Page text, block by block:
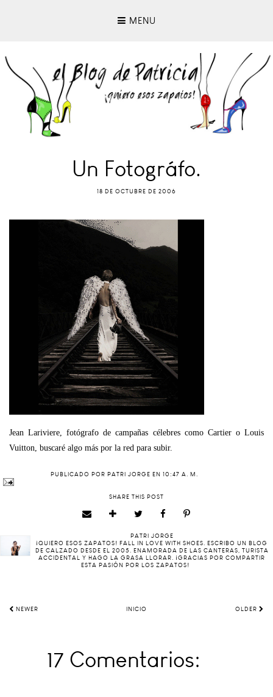
MENU
Un Fotográfo.
18 DE OCTUBRE DE 2006
Jean Lariviere, fotógrafo de campañas célebres como Cartier o Louis
Vuitton, buscaré algo más por la red para subir.
PUBLICADO POR PATRI JORGE EN 10:47 A. M.
SHARE THIS POST
PATRI JORGE
¡QUIERO ESOS ZAPATOS! FALL IN LOVE WITH SHOES. ESCRIBO UN BLOG
DE CALZADO DESDE EL 2005. ENAMORADA DE LAS CANTERAS, TURISTA
ACCIDENTAL Y HAGO LA GRASA LLORAR. ¡GRACIAS POR COMPARTIR
ESTA PASIÓN POR LOS ZAPATOS!
NEWER INICIO OLDER
17 Comentarios: